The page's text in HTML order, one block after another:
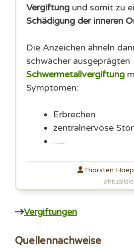
Vergiftung und somit zu
Schädigung der inneren
Die Anzeichen ähneln
schwächer ausgeprägten
Schwermetallvergiftung
Symptomen:
Erbrechen
zentralnervöse
…..
Thorsten
Vergiftungen
Quellennachweise